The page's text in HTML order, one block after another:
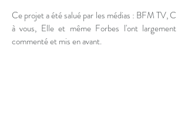
Ce projet a été salué par les médias : BFM TV, C
à vous, Elle et même Forbes l'ont largement
commenté et mis en avant.